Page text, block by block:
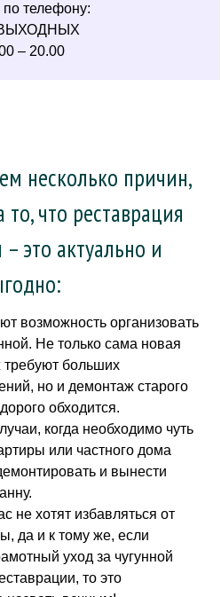
по телефону:
– 20.00
несколько причин,
что реставрация
это актуально и
возможность организовать
Не только сама новая
больших
но и демонтаж старого
обходится.
когда необходимо чуть
или частного дома
и вынести
не хотят избавляться от
да и к тому же, если
уход за чугунной
то это